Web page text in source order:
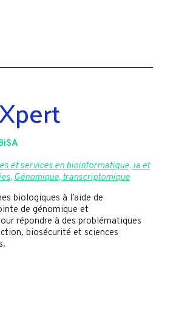
et services en bioinformatique, ia et
,Génomique, transcriptomique
biologiques à l’aide de
de génomique et
répondre à des problématiques
biosécurité et sciences